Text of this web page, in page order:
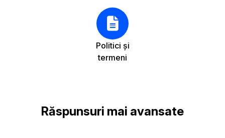
Politici și
termeni
Răspunsuri mai avansate